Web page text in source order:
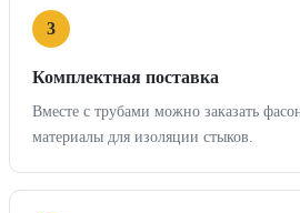
3
Комплектная поставка
Вместе с трубами можно заказать
материалы для изоляции стыков.